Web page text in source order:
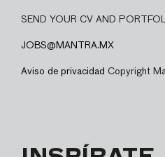
SEND YOUR CV AND
JOBS@MANTRA.MX
Aviso de privacidad Copyright